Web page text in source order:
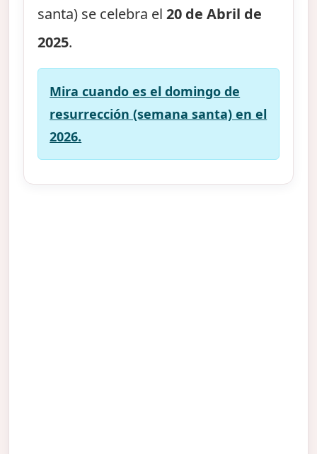
santa) se celebra el20 de Abril de
2025.
Mira cuando es el domingo de
resurrección (semana santa) en el
2026.